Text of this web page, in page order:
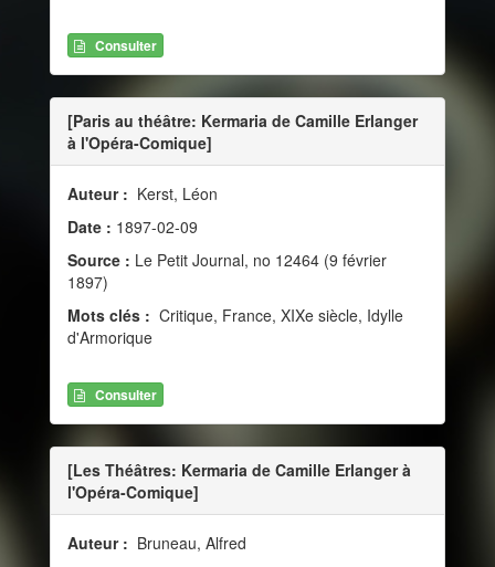
Consulter
[Paris au théâtre: Kermaria de Camille Erlanger
à l'Opéra-Comique]
Auteur : Kerst, Léon
Date : 1897-02-09
Source : Le Petit Journal, no 12464 (9 février
1897)
Mots clés : Critique, France, XIXe siècle, Idylle
d'Armorique
Consulter
[Les Théâtres: Kermaria de Camille Erlanger à
l'Opéra-Comique]
Auteur : Bruneau, Alfred